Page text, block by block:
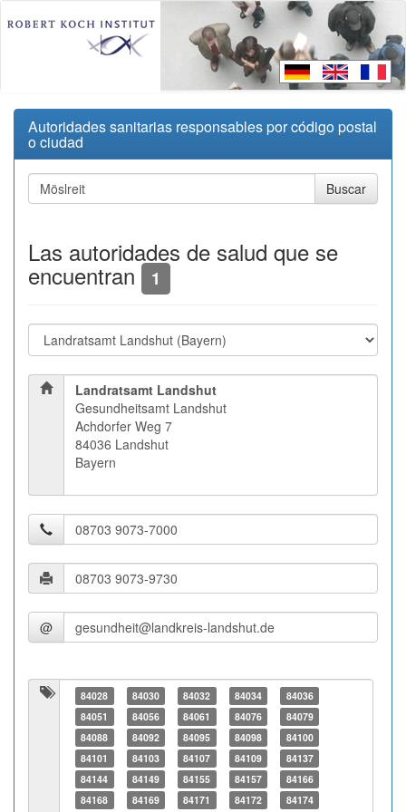
Autoridades sanitarias responsables por código postal
o ciudad
Las autoridades de salud que se
encuentran 1
Landratsamt Landshut
Gesundheitsamt Landshut
Achdorfer Weg 7
84036 Landshut
Bayern
@
84028 84030 84032 84034
84036
84051
84056 84061 84076
84079
84088
84092 84095 84098
84100
84101
84103 84107 84109
84137
84144
84149 84155 84157
84166
84168
84169 84171 84172 84174